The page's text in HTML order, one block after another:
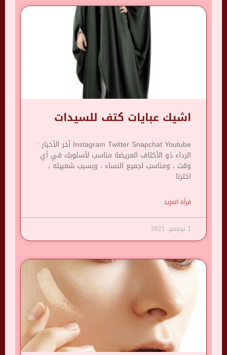
اشيك عبايات كتف للسيدات
Instagram Twitter Snapchat Youtube آخر الأخبار :
الرداء ذو ​​الأكتاف العريضة مناسب لأسلوبك في أي
وقت ، ومناسب لجميع النساء ، وبسبب شعبيته ،
اخترنا
قرأة المزيد
1 نوفمبر، 2021